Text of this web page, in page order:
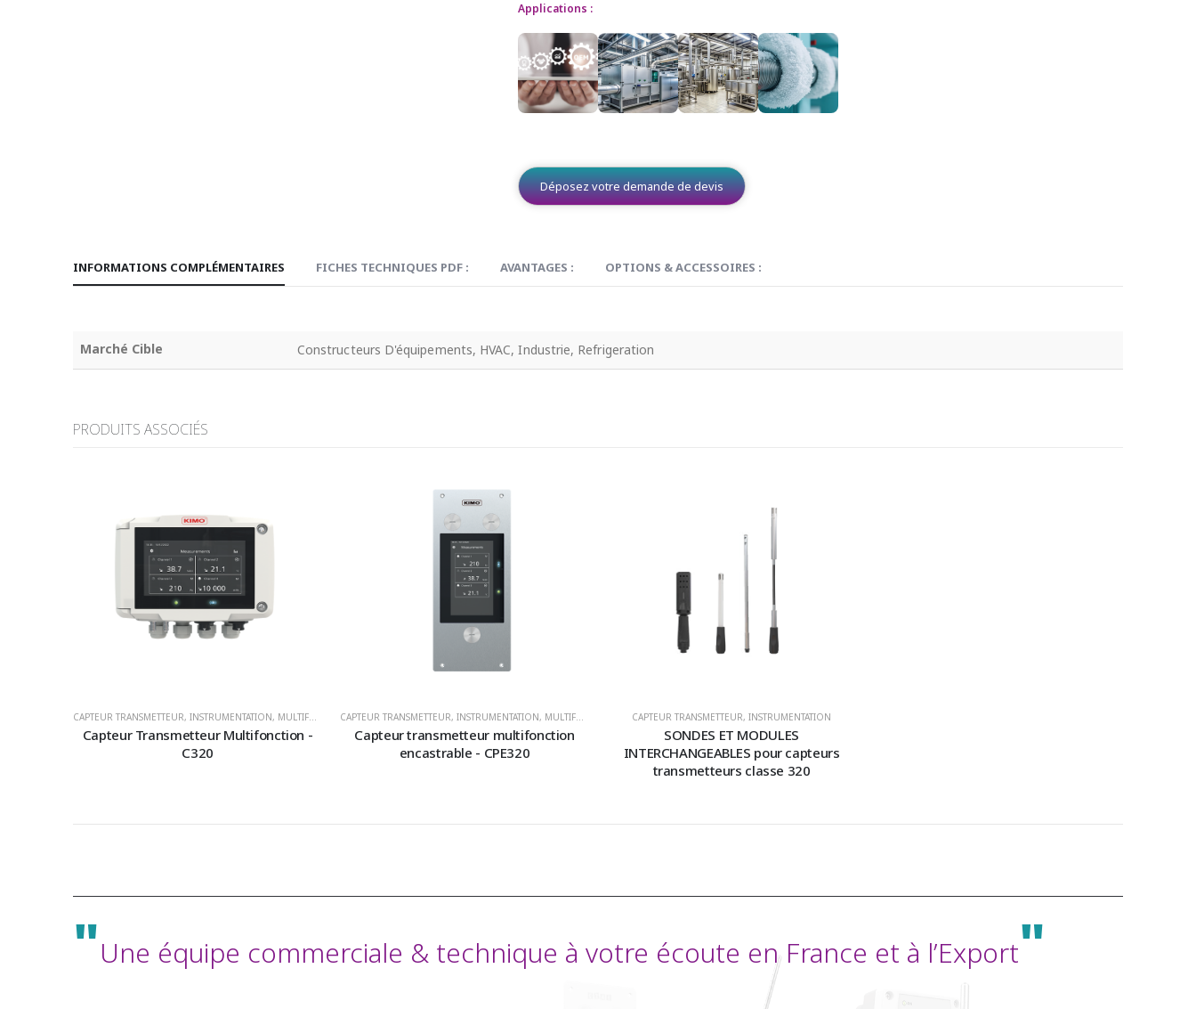
Applications :
Déposez votre demande de devis
INFORMATIONS COMPLÉMENTAIRES FICHES TECHNIQUES PDF : AVANTAGES : OPTIONS & ACCESSOIRES :
Marché Cible Constructeurs D'équipements, HVAC, Industrie, Refrigeration
PRODUITS ASSOCIÉS
CAPTEUR TRANSMETTEUR, INSTRUMENTATION, MULTIFONCTION ,PRESSION D'AIR HVACR
Capteur Transmetteur Multifonction -
C320
CAPTEUR TRANSMETTEUR, INSTRUMENTATION, MULTIFONCTION PRESSION D'AIR HVACR
Capteur transmetteur multifonction
encastrable - CPE320
CAPTEUR TRANSMETTEUR, INSTRUMENTATION
SONDES ET MODULES
INTERCHANGEABLES pour capteurs
transmetteurs classe 320
"Une équipe commerciale & technique à votre écoute en France et à l’Export"
Devis
Envoyez-nous vos informations si vous souhaitez
être recontacter par notre équipe commerciale